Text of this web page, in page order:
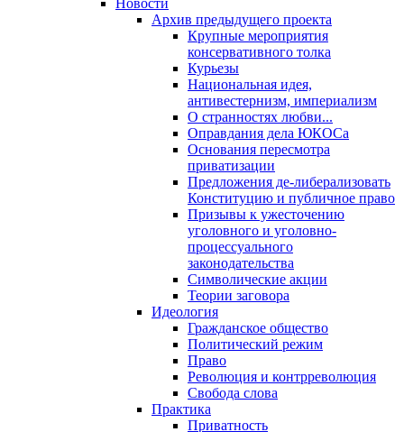
Новости
Архив предыдущего проекта
Крупные мероприятия
консервативного толка
Курьезы
Национальная идея,
антивестернизм, империализм
О странностях любви...
Оправдания дела ЮКОСа
Основания пересмотра
приватизации
Предложения де-либерализовать
Конституцию и публичное право
Призывы к ужесточению
уголовного и уголовно-
процессуального
законодательства
Символические акции
Теории заговора
Идеология
Гражданское общество
Политический режим
Право
Революция и контрреволюция
Свобода слова
Практика
Приватность